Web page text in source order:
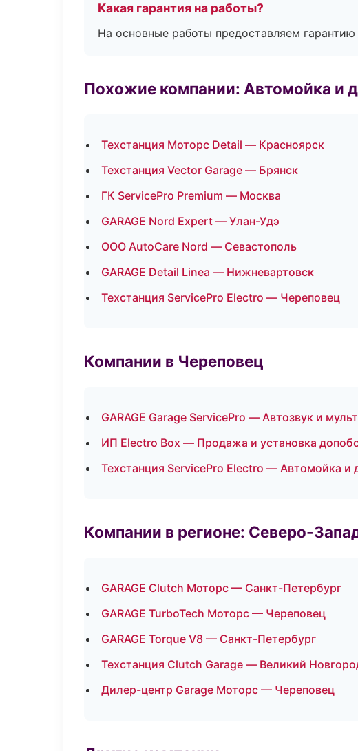
Какая гарантия на работы?
На основные работы предоставляем
Похожие компании: Автомойка и
Техстанция Моторс Detail — Красноярск
Техстанция Vector Garage — Брянск
ГК ServicePro Premium — Москва
GARAGE Nord Expert — Улан-Удэ
ООО AutoCare Nord — Севастополь
GARAGE Detail Linea — Нижневартовск
Техстанция ServicePro Electro — Череповец
Компании в Череповец
GARAGE Garage ServicePro — Автозвук и
ИП Electro Box — Продажа и установка
Техстанция ServicePro Electro — Автомойка и
Компании в регионе: Северо-
GARAGE Clutch Моторс — Санкт-Петербург
GARAGE TurboTech Моторс — Череповец
GARAGE Torque V8 — Санкт-Петербург
Техстанция Clutch Garage — Великий
Дилер-центр Garage Моторс — Череповец